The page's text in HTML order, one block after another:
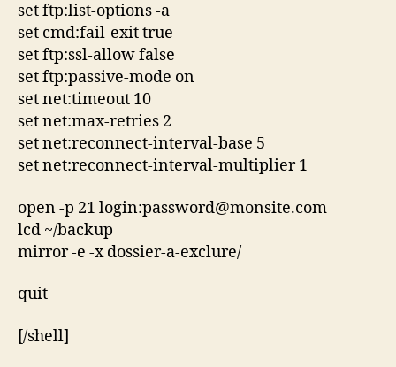
set ftp:list-options -a
set cmd:fail-exit true
set ftp:ssl-allow false
set ftp:passive-mode on
set net:timeout 10
set net:max-retries 2
set net:reconnect-interval-base 5
set net:reconnect-interval-multiplier 1
open -p 21 login:password@monsite.com
lcd ~/backup
mirror -e -x dossier-a-exclure/
quit
[/shell]